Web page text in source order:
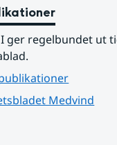
ger regelbundet ut
Medvind